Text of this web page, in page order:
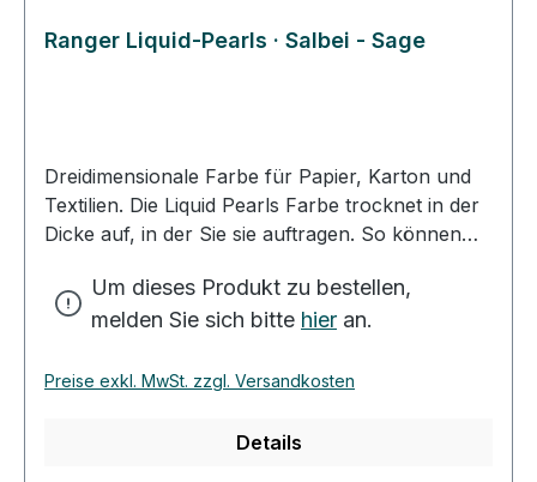
Ranger Liquid-Pearls · Salbei - Sage
Dreidimensionale Farbe für Papier, Karton und
Textilien. Die Liquid Pearls Farbe trocknet in der
Dicke auf, in der Sie sie auftragen. So können
verzieren. Mit der besonders feinen Spitze des
Farbfläschchens können Sie dünne Linien und
wenig Wasser verdünnt, erhalten Sie einen
Kartenidee. Die Trockenzeit der Farbe variiert, je
Um dieses Produkt zu bestellen,
melden Sie sich bitte hier an.
Preise exkl. MwSt. zzgl. Versandkosten
Details